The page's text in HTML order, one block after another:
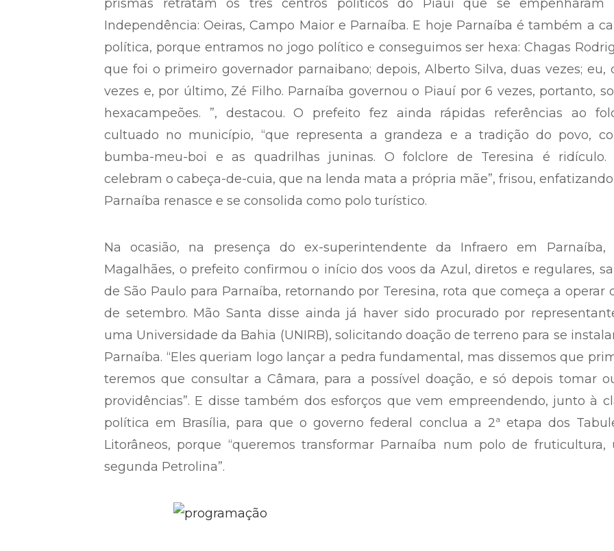
prismas retratam os três centros políticos do Piauí que se empenharam
Independência: Oeiras, Campo Maior e Parnaíba. E hoje Parnaíba é também a
política, porque entramos no jogo político e conseguimos ser hexa: Chagas
que foi o primeiro governador parnaibano; depois, Alberto Silva, duas vezes; eu,
vezes e, por último, Zé Filho. Parnaíba governou o Piauí por 6 vezes, portanto,
hexacampeões. ”, destacou. O prefeito fez ainda rápidas referências ao
cultuado no município, “que representa a grandeza e a tradição do povo,
bumba-meu-boi e as quadrilhas juninas. O folclore de Teresina é ridículo.
celebram o cabeça-de-cuia, que na lenda mata a própria mãe”, frisou,
Parnaíba renasce e se consolida como polo turístico.
Na ocasião, na presença do ex-superintendente da Infraero em Parnaíba,
Magalhães, o prefeito confirmou o início dos voos da Azul, diretos e regulares,
de São Paulo para Parnaíba, retornando por Teresina, rota que começa a operar
de setembro. Mão Santa disse ainda já haver sido procurado por
uma Universidade da Bahia (UNIRB), solicitando doação de terreno para se
Parnaíba. “Eles queriam logo lançar a pedra fundamental, mas dissemos que
teremos que consultar a Câmara, para a possível doação, e só depois tomar
providências”. E disse também dos esforços que vem empreendendo, junto à
política em Brasília, para que o governo federal conclua a 2ª etapa dos
Litorâneos, porque “queremos transformar Parnaíba num polo de fruticultura,
segunda Petrolina”.